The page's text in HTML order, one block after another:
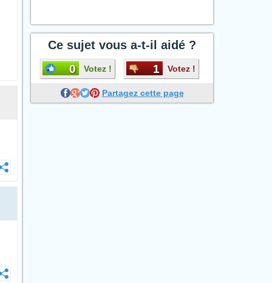
Ce sujet vous a-t-il aidé ?
0 Votez ! 1 Votez !
Partagez cette page